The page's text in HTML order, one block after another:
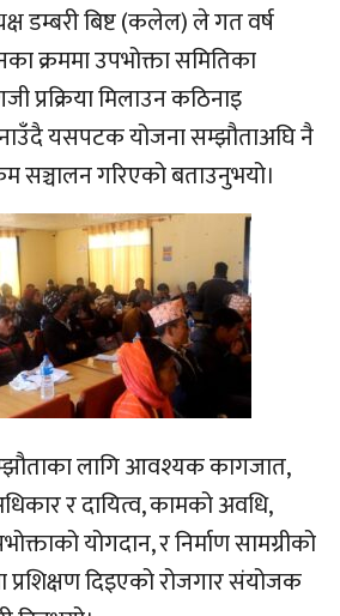
डम्बरी बिष्ट (कलेल) ले गत वर्ष
क्रममा उपभोक्ता समितिका
प्रक्रिया मिलाउन कठिनाइ
यसपटक योजना सम्झौताअघि नै
सञ्चालन गरिएको बताउनुभयो।
लागि आवश्यक कागजात,
र दायित्व, कामको अवधि,
योगदान, र निर्माण सामग्रीको
दिइएको रोजगार संयोजक